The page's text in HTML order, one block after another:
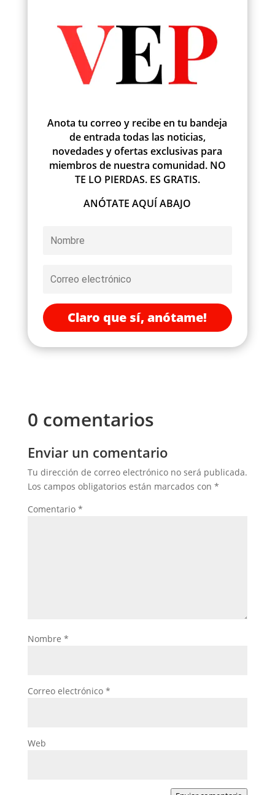
Anota tu correo y recibe en tu bandeja
de entrada todas las noticias,
novedades y ofertas exclusivas para
miembros de nuestra comunidad. NO
TE LO PIERDAS. ES GRATIS.
ANÓTATE AQUÍ ABAJO
Claro que sí, anótame!
0 comentarios
Enviar un comentario
Tu dirección de correo electrónico no será publicada.
Los campos obligatorios están marcados con *
Comentario *
Nombre *
Correo electrónico *
Web